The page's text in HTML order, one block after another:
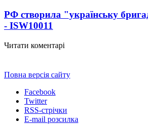
РФ створила "українську
- ISW10011
Читати коментарі
Повна версія сайту
Facebook
Twitter
RSS-стрічки
E-mail розсилка